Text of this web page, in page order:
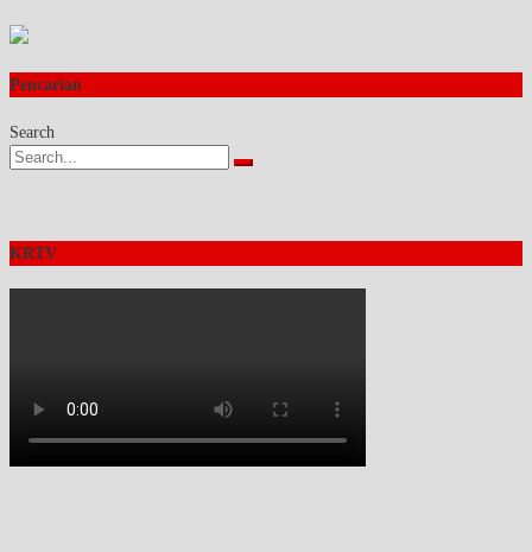
Pencarian
Search
KRTV